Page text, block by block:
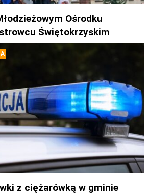
Ośrodku
Świętokrzyskim
z ciężarówką w gminie